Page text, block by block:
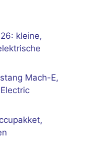
kleine,
Mach-E,